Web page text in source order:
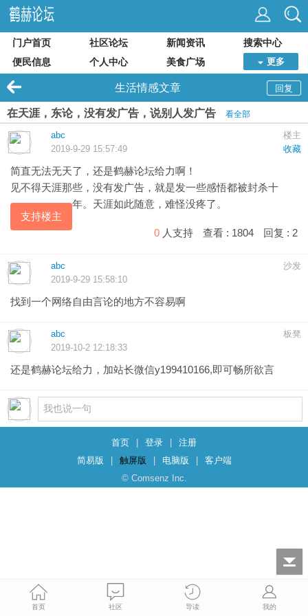
门户首页 社区论坛 新闻资讯
搜索中心
便民信息
个人中心 美食广场 更多
回复
生活情感文章
在天涯，东论，没有发广告，说别人发广告 看全部
楼主
abc
收藏
2019-9-29 15:57:49
简直无法无天了，还是鹤赫论坛给力啊！
见不得天涯那些，没有发广告，就是发一些感悟都被封杀十
年。天涯如此随意，难怪没疼了。
支持楼主
0 人支持 查看 : 1804 回复 : 2
沙发
abc
2019-9-29 15:58:10
找到一个网络自由言论的地方不容易啊
板凳
abc
2019-10-2 12:18:33
还是鹤赫论坛给力，加站长微信y199410166,即可畅所欲言
首页 登录
注册
简易版
触屏版 电脑版
客户端
© Comsenz Inc.
首页 社区 导读 我的